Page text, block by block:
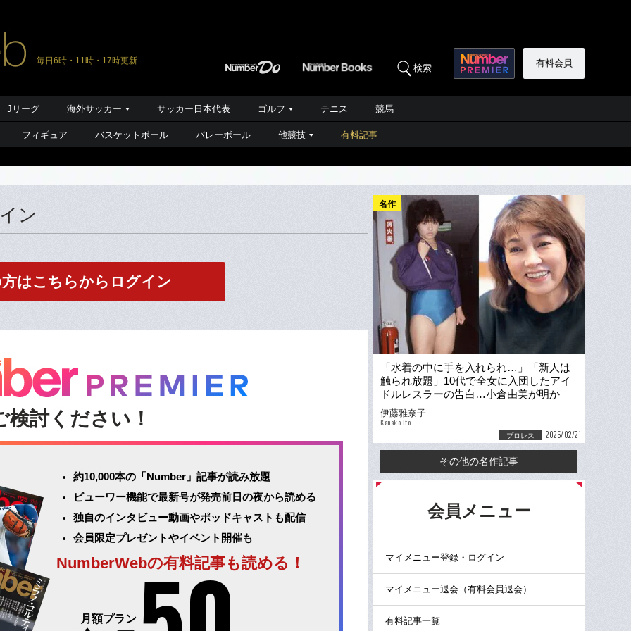
毎日6時・11時・17時更新
検索 有料会員
Jリーグ 海外サッカー サッカー日本代表 ゴルフ テニス 競馬
フィギュア バスケットボール バレーボール 他競技 有料記事
ン
はこちらからログイン
検討ください！
約10,000本の「Number」記事が読み放題
ビューワー機能で最新号が発売前日の夜から読める
独自のインタビュー動画やポッドキャストも配信
会員限定プレゼントやイベント開催も
NumberWebの有料記事も読める！
月額プラン
名作
「水着の中に手を入れられ…」「新人は
触られ放題」10代で全女に入団したアイ
ドルレスラーの告白…小倉由美が明か
す、過酷な“長与千種の付き人”時代
伊藤雅奈子
Kanako Ito
プロレス 2025/02/21
その他の名作記事
会員メニュー
マイメニュー登録・ログイン
マイメニュー退会（有料会員退会）
有料記事一覧